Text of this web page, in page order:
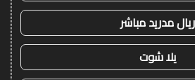
ريال مدريد مباشر
يلا شوت